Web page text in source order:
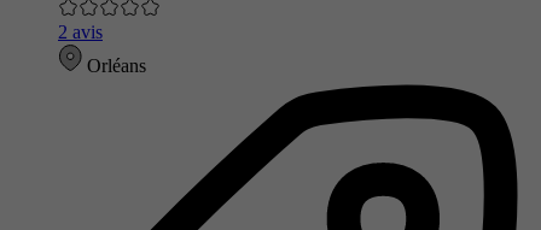
2 avis
Orléans